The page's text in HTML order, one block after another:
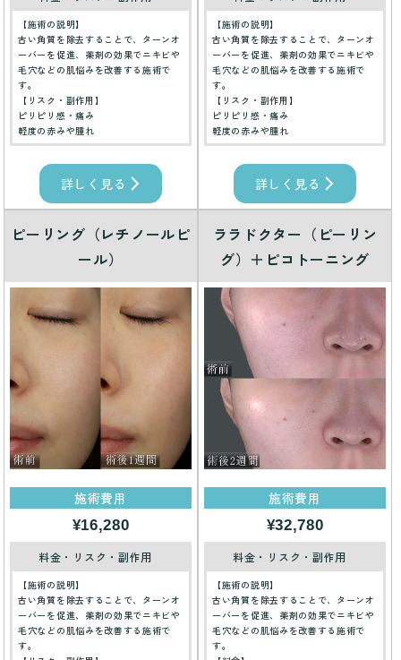
【施術の説明】
古い角質を除去することで、ターンオ
ーバーを促進、薬剤の効果でニキビや
毛穴などの肌悩みを改善する施術で
す。
【リスク・副作用】
ピリピリ感・痛み
軽度の赤みや腫れ
詳しく見る
【施術の説明】
古い角質を除去することで、ターンオ
ーバーを促進、薬剤の効果でニキビや
毛穴などの肌悩みを改善する施術で
す。
【リスク・副作用】
ピリピリ感・痛み
軽度の赤みや腫れ
詳しく見る
ピーリング（レチノールピ
ール）
施術費用
¥16,280
料金・リスク・副作用
【施術の説明】
古い角質を除去することで、ターンオ
ーバーを促進、薬剤の効果でニキビや
毛穴などの肌悩みを改善する施術で
す。
ララドクター（ピーリン
グ）＋ピコトーニング
施術費用
¥32,780
料金・リスク・副作用
【施術の説明】
古い角質を除去することで、ターンオ
ーバーを促進、薬剤の効果でニキビや
毛穴などの肌悩みを改善する施術で
す。